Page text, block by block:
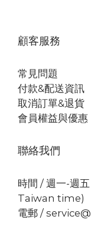
顧客服務
常見問題
付款&配送資訊
取消訂單&退貨
會員權益與優惠
聯絡我們
時間 / 週一-週
Taiwan time)
電郵 /